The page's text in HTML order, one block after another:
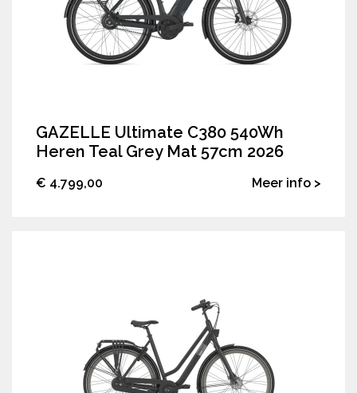
GAZELLE Ultimate C380 540Wh
Heren Teal Grey Mat 57cm 2026
€ 4.799,00 Meer info >